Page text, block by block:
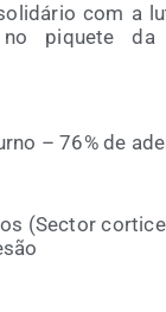
com a
pique­te da
– 76% de
(Sec­tor